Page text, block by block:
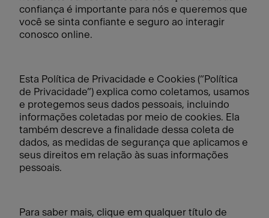
confiança é importante para nós e queremos que
você se sinta confiante e seguro ao interagir
conosco online.
Esta Política de Privacidade e Cookies (“Política
de Privacidade”) explica como coletamos, usamos
e protegemos seus dados pessoais, incluindo
informações coletadas por meio de cookies. Ela
também descreve a finalidade dessa coleta de
dados, as medidas de segurança que aplicamos e
seus direitos em relação às suas informações
pessoais.
Para saber mais, clique em qualquer título de